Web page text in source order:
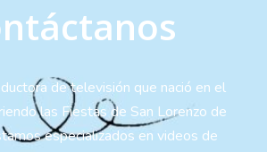
de televisión que nació en el
las Fiestas de San Lorenzo de
especializados en videos de